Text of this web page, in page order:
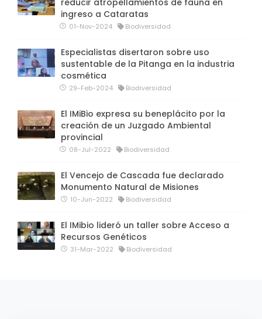
reducir atropellamientos de fauna en
ingreso a Cataratas
01-Nov-2024 Biodiversidad
Especialistas disertaron sobre uso
sustentable de la Pitanga en la industria
cosmética
29-Feb-2024 Biodiversidad
El IMiBio expresa su beneplácito por la
creación de un Juzgado Ambiental
provincial
08-Jul-2022 Biodiversidad
El Vencejo de Cascada fue declarado
Monumento Natural de Misiones
10-Jun-2022 Biodiversidad
El IMibio lideró un taller sobre Acceso a
Recursos Genéticos
31-Mar-2022 Biodiversidad